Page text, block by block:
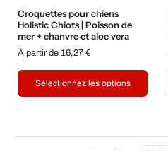
Croquettes pour chiens
Holistic Chiots | Poisson de
mer + chanvre et aloe vera
À partir de 16,27 €
Sélectionnez les options